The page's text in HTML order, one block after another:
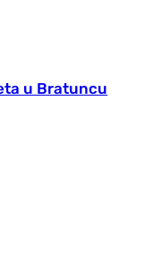
u Bratuncu